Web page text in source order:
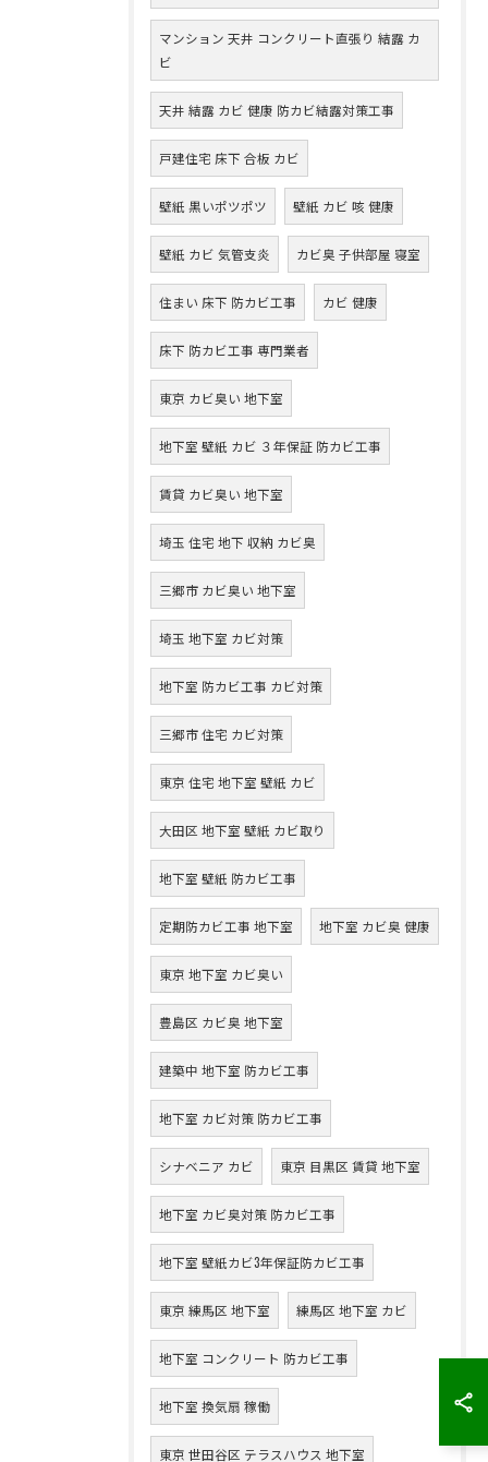
マンション 天井 コンクリート直張り 結露 カ
ビ
天井 結露 カビ 健康 防カビ結露対策工事
戸建住宅 床下 合板 カビ
壁紙 黒いポツポツ 壁紙 カビ 咳 健康
壁紙 カビ 気管支炎 カビ臭 子供部屋 寝室
住まい 床下 防カビ工事 カビ 健康
床下 防カビ工事 専門業者
東京 カビ臭い 地下室
地下室 壁紙 カビ ３年保証 防カビ工事
賃貸 カビ臭い 地下室
埼玉 住宅 地下 収納 カビ臭
三郷市 カビ臭い 地下室
埼玉 地下室 カビ対策
地下室 防カビ工事 カビ対策
三郷市 住宅 カビ対策
東京 住宅 地下室 壁紙 カビ
大田区 地下室 壁紙 カビ取り
地下室 壁紙 防カビ工事
定期防カビ工事 地下室 地下室 カビ臭 健康
東京 地下室 カビ臭い
豊島区 カビ臭 地下室
建築中 地下室 防カビ工事
地下室 カビ対策 防カビ工事
シナベニア カビ 東京 目黒区 賃貸 地下室
地下室 カビ臭対策 防カビ工事
地下室 壁紙カビ3年保証防カビ工事
東京 練馬区 地下室 練馬区 地下室 カビ
地下室 コンクリート 防カビ工事
地下室 換気扇 稼働
東京 世田谷区 テラスハウス 地下室